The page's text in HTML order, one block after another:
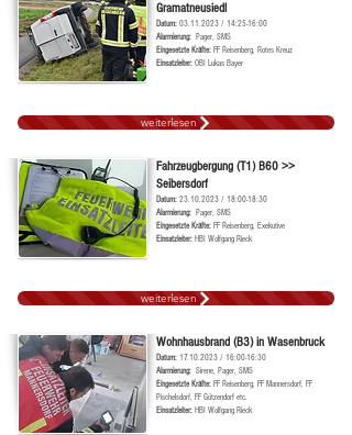
Gramatneusiedl
Datum: 03.11.2023 / 14:25-16:00
Alarmierung: Pager, SMS
Eingesetzte Kräfte: FF Reisenberg, Rotes Kreuz
Einsatzleiter: OBI Lukas Bayer
weiterlesen
Fahrzeugbergung (T1) B60 >>
Seibersdorf
Datum: 23.10.2023 / 18:00-18:30
Alarmierung: Pager, SMS
Eingesetzte Kräfte: FF Reisenberg, Exekutive
Einsatzleiter: HBI Wolfgang Rieck
weiterlesen
Wohnhausbrand (B3) in Wasenbruck
Datum: 17.10.2023 / 16:00-16:30
Alarmierung: Sirene, Pager, SMS
Eingesetzte Kräfte: FF Reisenberg, FF Mannersdorf, FF
Pischelsdorf, FF Götzendorf etc.
Einsatzleiter: HBI Wolfgang Rieck